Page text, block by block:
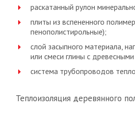
раскатанный рулон
плиты из вспененного
пенополистирольные);
слой засыпного материала,
или смеси глины с
система трубопроводов
Теплоизоляция деревянного